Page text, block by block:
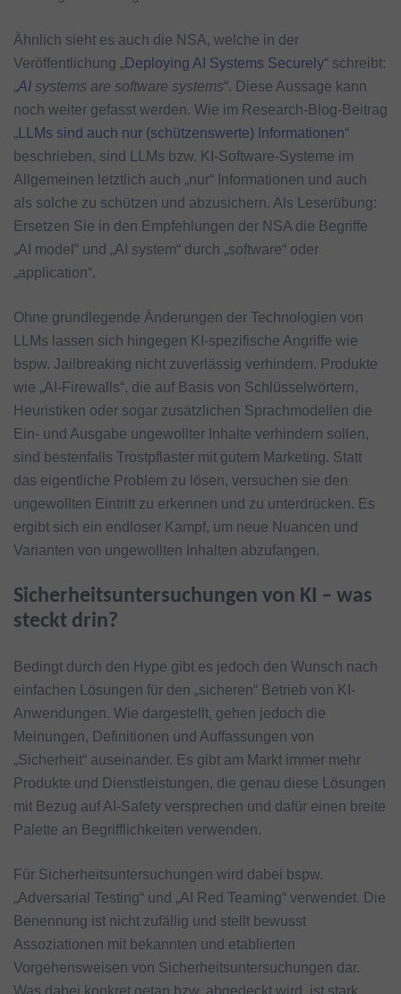
Ähnlich sieht es auch die NSA, welche in der
Veröffentlichung „Deploying AI Systems Securely“ schreibt:
„AI systems are software systems“. Diese Aussage kann
noch weiter gefasst werden. Wie im Research-Blog-Beitrag
„ LLMs sind auch nur (schützenswerte) Informationen“
beschrieben, sind LLMs bzw. KI-Software-Systeme im
Allgemeinen letztlich auch „nur“ Informationen und auch
als solche zu schützen und abzusichern. Als Leserübung:
Ersetzen Sie in den Empfehlungen der NSA die Begriffe
„AI model“ und „AI system“ durch „software“ oder
„application“.
Ohne grundlegende Änderungen der Technologien von
LLMs lassen sich hingegen KI-spezifische Angriffe wie
bspw. Jailbreaking nicht zuverlässig verhindern. Produkte
wie „AI-Firewalls“, die auf Basis von Schlüsselwörtern,
Heuristiken oder sogar zusätzlichen Sprachmodellen die
Ein- und Ausgabe ungewollter Inhalte verhindern sollen,
sind bestenfalls Trostpflaster mit gutem Marketing. Statt
das eigentliche Problem zu lösen, versuchen sie den
ungewollten Eintritt zu erkennen und zu unterdrücken. Es
ergibt sich ein endloser Kampf, um neue Nuancen und
Varianten von ungewollten Inhalten abzufangen.
Sicherheitsuntersuchungen von KI – was
steckt drin?
Bedingt durch den Hype gibt es jedoch den Wunsch nach
einfachen Lösungen für den „sicheren“ Betrieb von KI-
Anwendungen. Wie dargestellt, gehen jedoch die
Meinungen, Definitionen und Auffassungen von
„Sicherheit“ auseinander. Es gibt am Markt immer mehr
Produkte und Dienstleistungen, die genau diese Lösungen
mit Bezug auf AI-Safety versprechen und dafür einen breite
Palette an Begrifflichkeiten verwenden.
Für Sicherheitsuntersuchungen wird dabei bspw.
„Adversarial Testing“ und „AI Red Teaming“ verwendet. Die
Benennung ist nicht zufällig und stellt bewusst
Assoziationen mit bekannten und etablierten
Vorgehensweisen von Sicherheitsuntersuchungen dar.
Was dabei konkret getan bzw. abgedeckt wird, ist stark